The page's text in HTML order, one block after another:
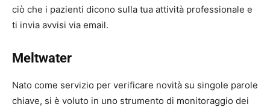
ciò che i pazienti dicono sulla tua attività professionale e
ti invia avvisi via email.
Meltwater
Nato come servizio per verificare novità su singole parole
chiave, si è voluto in uno strumento di monitoraggio dei